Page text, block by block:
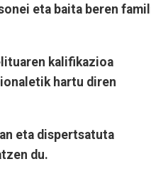
eta baita beren
kalifikazioa
hartu diren
eta dispertsatuta
du.